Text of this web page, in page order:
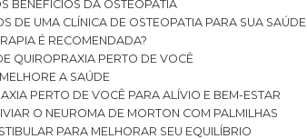
BENEFÍCIOS DA OSTEOPATIA
DE UMA CLÍNICA DE OSTEOPATIA PARA SUA SAÚDE
É RECOMENDADA?
QUIROPRAXIA PERTO DE VOCÊ
A SAÚDE
PERTO DE VOCÊ PARA ALÍVIO E BEM-ESTAR
O NEUROMA DE MORTON COM PALMILHAS
PARA MELHORAR SEU EQUILÍBRIO